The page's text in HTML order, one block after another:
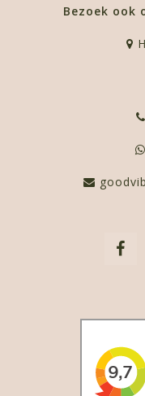
Bezoek ook